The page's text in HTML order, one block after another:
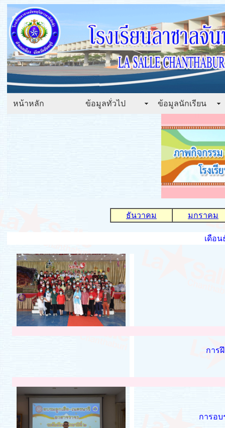
หน้าหลัก ข้อมูลทั่วไป ข้อมูลนักเรียน
ธันวาคม มกราคม
เดือ
การ
การอบ